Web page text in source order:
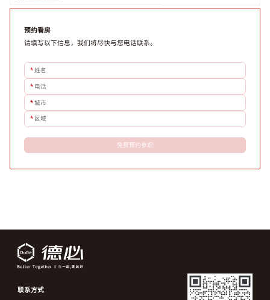
款。选址是综合性战略决策，旨在让办公
预约看房
请填写以下信息，我们将尽快与您电话联系。
*姓名
* 电话
*城市
* 区域
免费预约参观
联系方式